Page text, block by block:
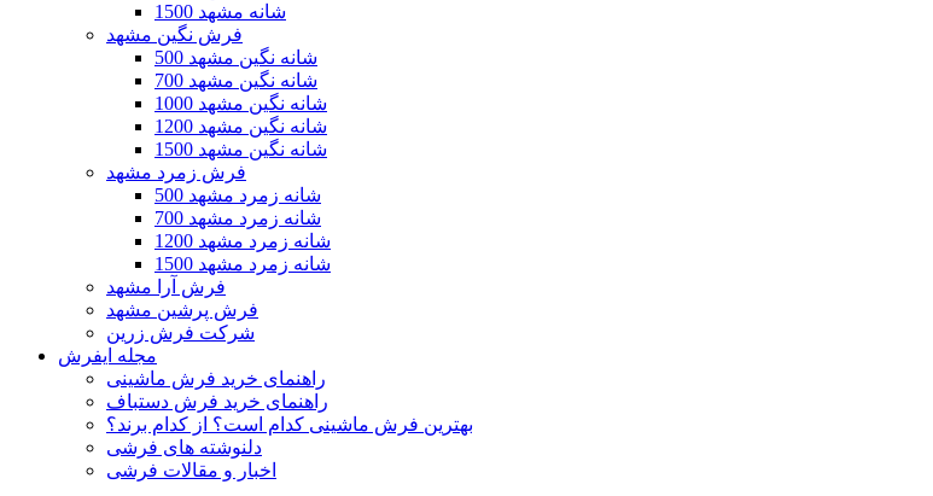
1500 شانه مشهد
فرش نگین مشهد
500 شانه نگین مشهد
700 شانه نگین مشهد
1000 شانه نگین مشهد
1200 شانه نگین مشهد
1500 شانه نگین مشهد
فرش زمرد مشهد
500 شانه زمرد مشهد
700 شانه زمرد مشهد
1200 شانه زمرد مشهد
1500 شانه زمرد مشهد
فرش آرا مشهد
فرش پرشین مشهد
شرکت فرش زرین
مجله ایفرش
راهنمای خرید فرش ماشینی
راهنمای خرید فرش دستباف
بهترین فرش ماشینی کدام است؟ از کدام برند؟
دلنوشته های فرشی
اخبار و مقالات فرشی